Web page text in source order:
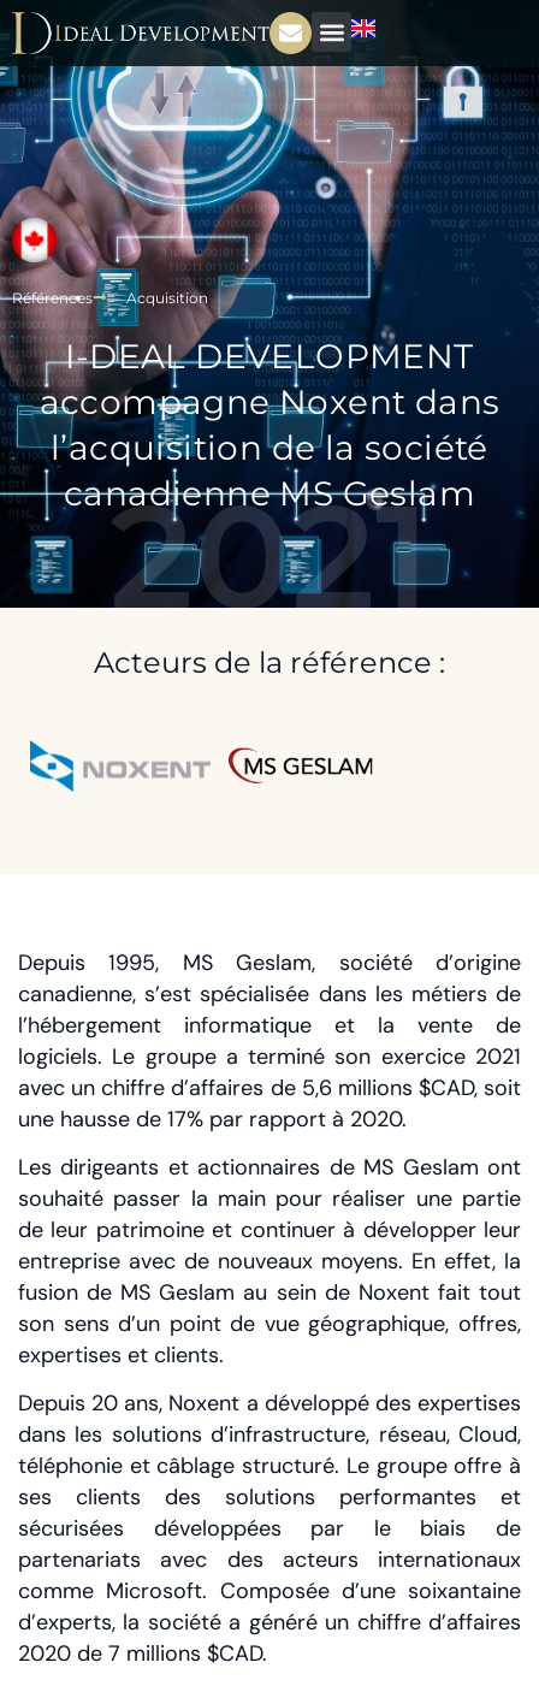
Références Acquisition
I-DEAL DEVELOPMENT
accompagne Noxent dans
l’acquisition de la société
canadienne MS Geslam
2021
Acteurs de la référence :
Depuis 1995, MS Geslam, société d’origine
canadienne, s’est spécialisée dans les métiers de
l’hébergement informatique et la vente de
logiciels. Le groupe a terminé son exercice 2021
avec un chiffre d’affaires de 5,6 millions $CAD, soit
une hausse de 17% par rapport à 2020.
Les dirigeants et actionnaires de MS Geslam ont
souhaité passer la main pour réaliser une partie
de leur patrimoine et continuer à développer leur
entreprise avec de nouveaux moyens. En effet, la
fusion de MS Geslam au sein de Noxent fait tout
son sens d’un point de vue géographique, offres,
expertises et clients.
Depuis 20 ans, Noxent a développé des expertises
dans les solutions d’infrastructure, réseau, Cloud,
téléphonie et câblage structuré. Le groupe offre à
ses clients des solutions performantes et
sécurisées développées par le biais de
partenariats avec des acteurs internationaux
comme Microsoft. Composée d’une soixantaine
d’experts, la société a généré un chiffre d’affaires
2020 de 7 millions $CAD.